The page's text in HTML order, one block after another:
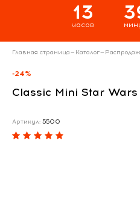
13
часов
Главная страница— Каталог—
-24%
Classic Mini Star
Артикул: 5500